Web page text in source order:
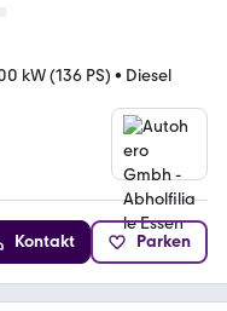
kW (136 PS) • Diesel
Kontakt Parken